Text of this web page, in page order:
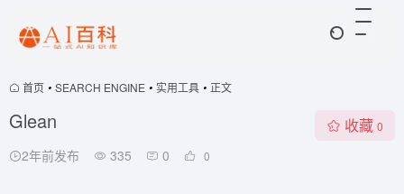
首页 • SEARCH ENGINE • 实用工具 • 正文
Glean
2年前发布 335 0 0
收藏 0